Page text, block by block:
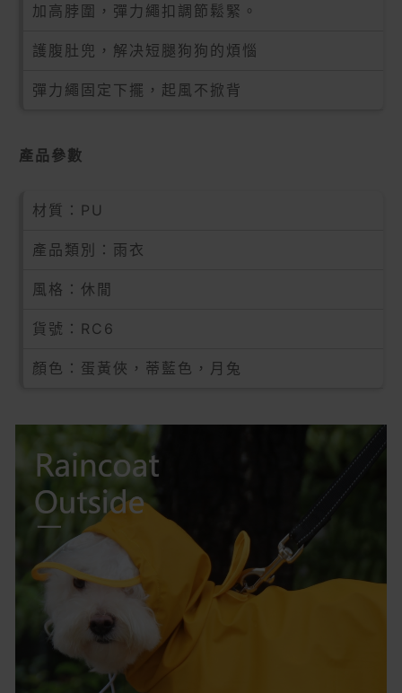
加高脖圍，彈力繩扣調節鬆緊。
護腹肚兜，解决短腿狗狗的煩惱
彈力繩固定下擺，起風不掀背
產品參數
材質：PU
產品類別：雨衣
風格：休閒
貨號：RC6
顏色：蛋黃俠，蒂藍色，月兔